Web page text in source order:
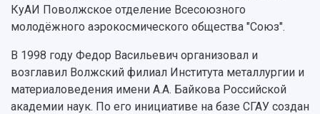
КуАИ Поволжское отделение Всесоюзного
молодёжного аэрокосмического общества "Союз".
В 1998 году Федор Васильевич организовал и
возглавил Волжский филиал Института металлургии и
материаловедения имени А.А. Байкова Российской
академии наук. По его инициативе на базе СГАУ создан